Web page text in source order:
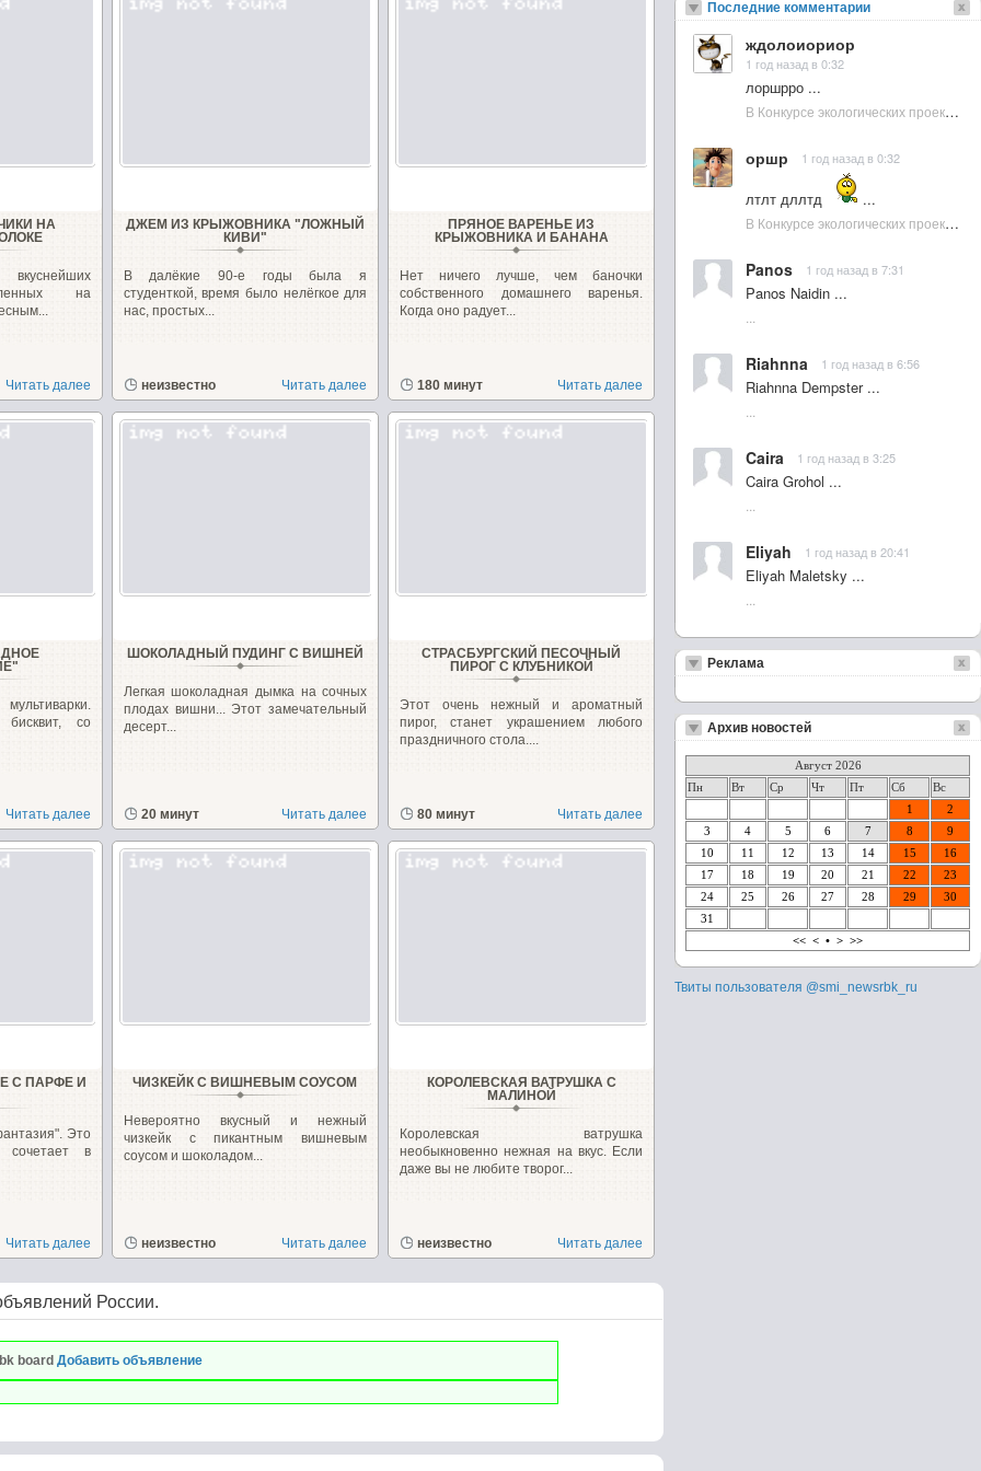
НА
на
Читать далее
ДЖЕМ ИЗ КРЫЖОВНИКА "ЛОЖНЫЙ
КИВИ"
В далёкие 90-е годы была я
студенткой, время было нелёгкое для
нас, простых...
неизвестно Читать далее
ПРЯНОЕ ВАРЕНЬЕ ИЗ
КРЫЖОВНИКА И БАНАНА
Нет ничего лучше, чем баночки
собственного домашнего варенья.
Когда оно радует...
180 минут Читать далее
со
Читать далее
ШОКОЛАДНЫЙ ПУДИНГ С ВИШНЕЙ
Легкая шоколадная дымка на сочных
плодах вишни... Этот замечательный
десерт...
20 минут Читать далее
СТРАСБУРГСКИЙ ПЕСОЧНЫЙ
ПИРОГ С КЛУБНИКОЙ
Этот очень нежный и ароматный
пирог, станет украшением любого
праздничного стола....
80 минут Читать далее
С ПАРФЕ И
Это
сочетает в
Читать далее
ЧИЗКЕЙК С ВИШНЕВЫМ СОУСОМ
Невероятно вкусный и нежный
чизкейк с пикантным вишневым
соусом и шоколадом...
неизвестно Читать далее
КОРОЛЕВСКАЯ ВАТРУШКА С
МАЛИНОЙ
Королевская ватрушка
необыкновенно нежная на вкус. Если
даже вы не любите творог...
неизвестно Читать далее
России.
board Добавить объявление
Последние комментарии
ждолоиориор
1 год назад в 0:32
лоршрро ...
В Конкурсе экологических проектов в Подмосковье активно участвовала молодежь :: NewsRbk.ru...
оршр 1 год назад в 0:32
лтлт дллтд
...
В Конкурсе экологических проектов в Подмосковье активно участвовала молодежь :: NewsRbk.ru...
Panos 1 год назад в 7:31
Panos Naidin ...
Riahnna 1 год назад в 6:56
Riahnna Dempster ...
Caira 1 год назад в 3:25
Caira Grohol ...
Eliyah 1 год назад в 20:41
Eliyah Maletsky ...
Реклама
Архив новостей
Август 2026
Пн
Вт Ср Чт Пт Сб
Вс
1
2
3
4 5 6 7 8
9
10
11 12 13 14 15
16
17
18 19 20 21 22
23
24
25 26 27 28 29
30
31
<< < • > >>
Твиты пользователя @smi_newsrbk_ru